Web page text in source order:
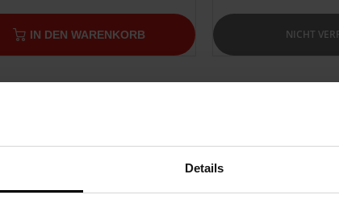
Details
IN DEN WARENKORB NICHT